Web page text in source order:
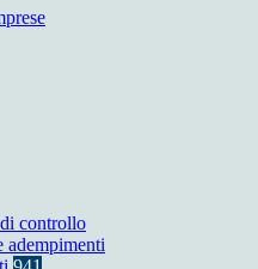
controllo
adempimenti